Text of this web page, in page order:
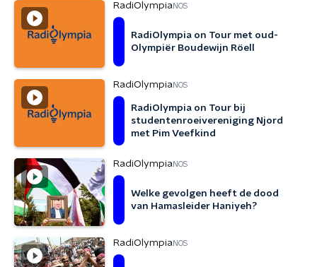
RadiOlympiaNOS
RadiOlympia on Tour met oud-
Olympiër Boudewijn Röell
RadiOlympiaNOS
RadiOlympia on Tour bij
studentenroeivereniging Njord
met Pim Veefkind
RadiOlympiaNOS
Welke gevolgen heeft de dood
van Hamasleider Haniyeh?
RadiOlympiaNOS